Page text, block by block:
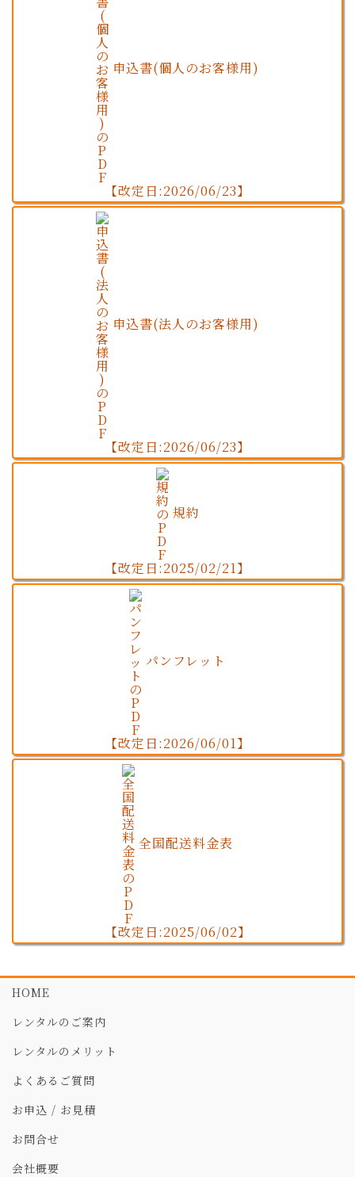
申込書(個人のお客様用)
【改定日:2026/06/23】
申込書(法人のお客様用)
【改定日:2026/06/23】
規約
【改定日:2025/02/21】
パンフレット
【改定日:2026/06/01】
全国配送料金表
【改定日:2025/06/02】
HOME
レンタルのご案内
レンタルのメリット
よくあるご質問
お申込 / お見積
お問合せ
会社概要